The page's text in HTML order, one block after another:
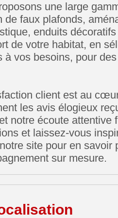
une large
de faux plafonds,
enduits
de votre habitat, en
à vos besoins, pour
client est au
les avis élogieux
notre écoute attentive
et laissez-vous
site pour en savoir
sur mesure.